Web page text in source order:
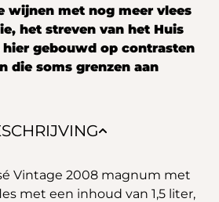
Vintage 2008 magnum met
met een inhoud van 1,5 liter,
wijnen met nog meer vlees
het streven van het Huis
gebouwd op contrasten
die soms grenzen aan